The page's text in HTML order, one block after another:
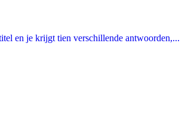
en je krijgt tien verschillende antwoorden,...